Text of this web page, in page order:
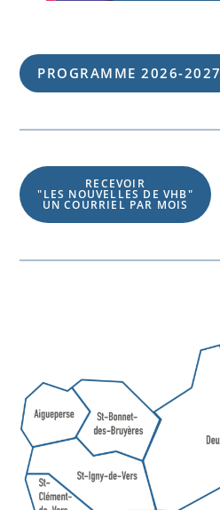
PROGRAMME 2026-2027
RECEVOIR
"LES NOUVELLES DE VHB"
UN COURRIEL PAR MOIS